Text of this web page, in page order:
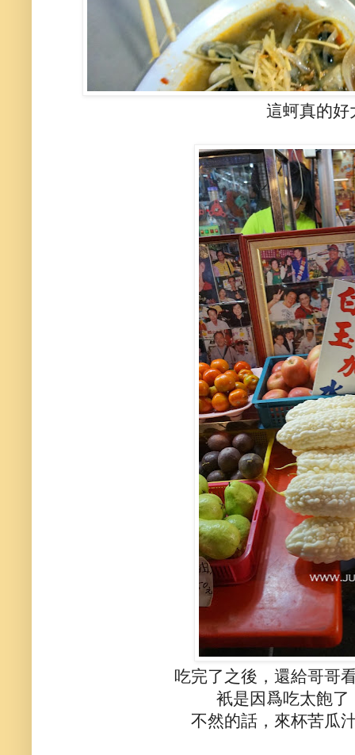
這蚵真的好
吃完了之後，還給哥哥
衹是因爲吃太飽
不然的話，來杯苦瓜